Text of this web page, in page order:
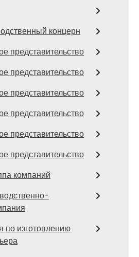
концерн
представительство
представительство
представительство
представительство
представительство
представительство
компаний
по изготовлению